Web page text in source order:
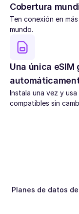
Cobertura
Ten conexión en
mundo.
Una única
Instala una vez y
compatibles sin
Planes de datos